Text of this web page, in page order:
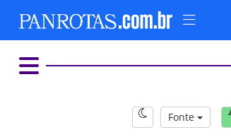
Fonte